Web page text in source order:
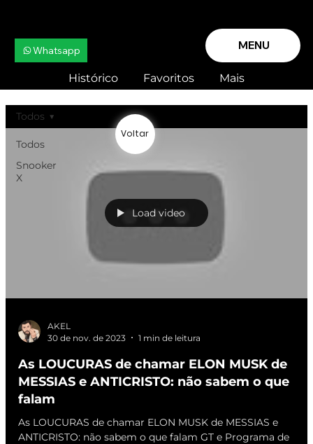
MENU
Whatsapp
Histórico Favoritos Mais
Todos
Snooker
X
Todos
Load video
AKEL
30 de nov. de 2023
1 min de leitura
As LOUCURAS de chamar ELON MUSK de
MESSIAS e ANTICRISTO: não sabem o que
falam
As LOUCURAS de chamar ELON MUSK de MESSIAS e
ANTICRISTO: não sabem o que falam GT e Programa de
Voltar